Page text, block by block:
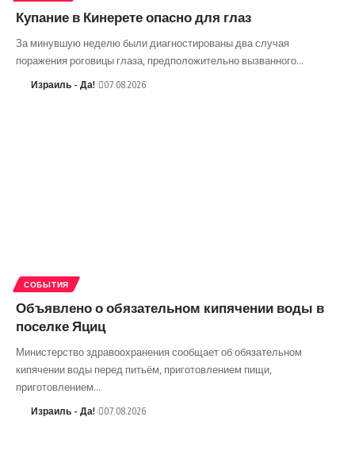
Купание в Кинерете опасно для глаз
За минувшую неделю были диагностированы два случая
поражения роговицы глаза, предположительно вызванного…
Израиль - Да! 07.08.2026
СОБЫТИЯ
Объявлено о обязательном кипячении воды в
поселке Яциц
Министерство здравоохранения сообщает об обязательном
кипячении воды перед питьём, приготовлением пищи,
приготовлением…
Израиль - Да! 07.08.2026